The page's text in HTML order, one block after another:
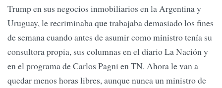
Trump en sus negocios inmobiliarios en la Argentina y
Uruguay, le recriminaba que trabajaba demasiado los fines
de semana cuando antes de asumir como ministro tenía su
consultora propia, sus columnas en el diario La Nación y
en el programa de Carlos Pagni en TN. Ahora le van a
quedar menos horas libres, aunque nunca un ministro de